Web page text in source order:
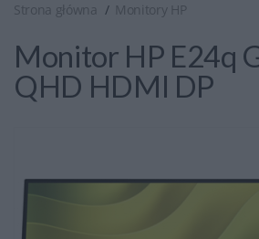
Strona główna Monitory HP
Monitor HP E24q
QHD HDMI DP